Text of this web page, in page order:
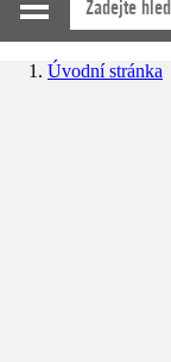
Úvodní stránka